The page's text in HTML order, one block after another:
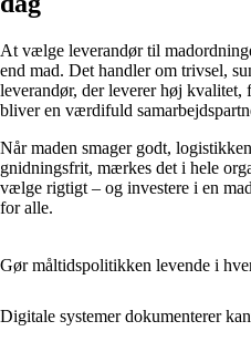
At vælge leverandør til
end mad. Det handler om trivsel,
leverandør, der leverer høj kvalitet,
bliver en værdifuld
Når maden smager godt,
gnidningsfrit, mærkes det i hele
vælge rigtigt – og investere i en
for alle.
Gør måltidspolitikken levende i
Digitale systemer dokumenterer